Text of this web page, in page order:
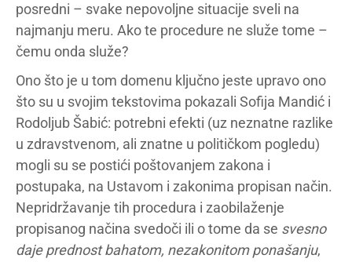
posredni – svake nepovoljne situacije sveli na
najmanju meru. Ako te procedure ne služe tome –
čemu onda služe?
Ono što je u tom domenu ključno jeste upravo ono
što su u svojim tekstovima pokazali Sofija Mandić i
Rodoljub Šabić: potrebni efekti (uz neznatne razlike
u zdravstvenom, ali znatne u političkom pogledu)
mogli su se postići poštovanjem zakona i
postupaka, na Ustavom i zakonima propisan način.
Nepridržavanje tih procedura i zaobilaženje
propisanog načina svedoči ili o tome da se svesno
daje prednost bahatom, nezakonitom ponašanju,